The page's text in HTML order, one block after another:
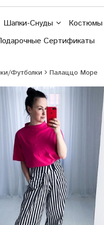
Шапки-Снуды
Сертификаты
Футболки Палаццо Море